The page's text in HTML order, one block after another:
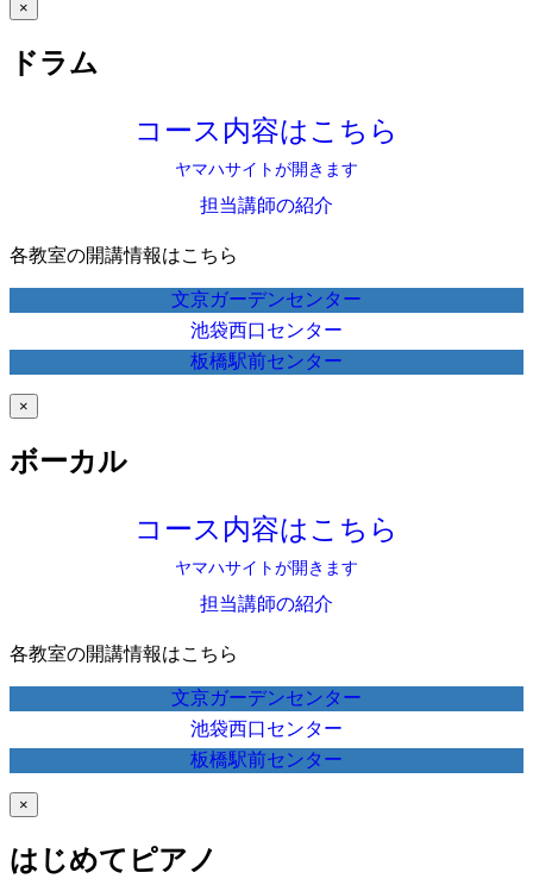
×
ドラム
コース内容はこちら
ヤマハサイトが開きます
担当講師の紹介
各教室の開講情報はこちら
文京ガーデンセンター
池袋西口センター
板橋駅前センター
×
ボーカル
コース内容はこちら
ヤマハサイトが開きます
担当講師の紹介
各教室の開講情報はこちら
文京ガーデンセンター
池袋西口センター
板橋駅前センター
×
はじめてピアノ